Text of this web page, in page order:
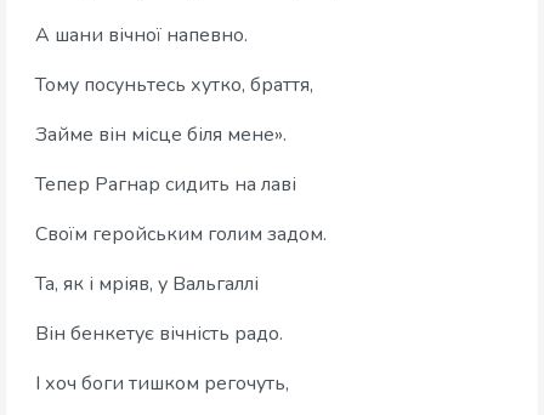
А шани вічної напевно.
Тому посуньтесь хутко, браття,
Займе він місце біля мене».
Тепер Рагнар сидить на лаві
Своїм геройським голим задом.
Та, як і мріяв, у Вальгаллі
Він бенкетує вічність радо.
І хоч боги тишком регочуть,